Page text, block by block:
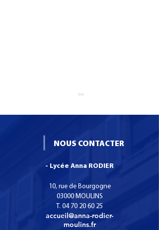
Certificat de
Spécialisation Services
Numériques aux
organisations.
NOUS CONTACTER
- Lycée Anna RODIER
10, rue de Bourgogne
03000 MOULINS
T. 04 70 20 60 25
accueil@anna-rodier-
moulins.fr